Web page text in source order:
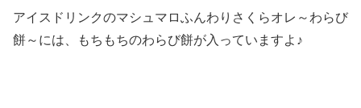
アイスドリンクのマシュマロふんわりさくらオレ～わらび
餅～には、もちもちのわらび餅が入っていますよ♪